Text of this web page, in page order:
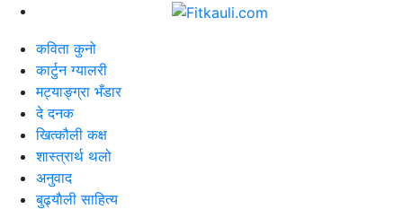
कविता कुनो
कार्टुन ग्यालरी
मट्याङ्ग्रा भँडार
दे दनक
खित्कौली कक्ष
शास्त्रार्थ थलो
अनुवाद
बुढ्याैली साहित्य